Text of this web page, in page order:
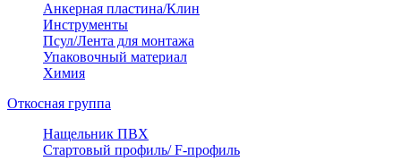
Анкерная пластина/Клин
Инструменты
Псул/Лента для монтажа
Упаковочный материал
Химия
Откосная группа
Нащельник ПВХ
Стартовый профиль/ F-профиль